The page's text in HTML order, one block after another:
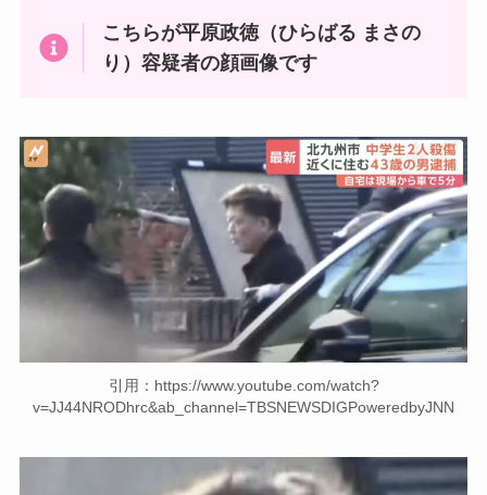
こちらが平原政徳（ひらばる まさの
り）容疑者の顔画像です
引用：https://www.youtube.com/watch?
v=JJ44NRODhrc&ab_channel=TBSNEWSDIGPoweredbyJNN